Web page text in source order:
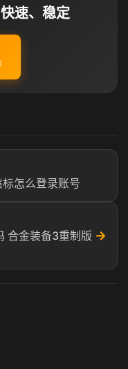
速、稳定
怎么登录账号
合金装备3重制版 →